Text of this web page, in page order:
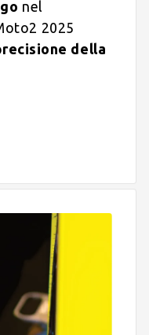
nel
2025
della